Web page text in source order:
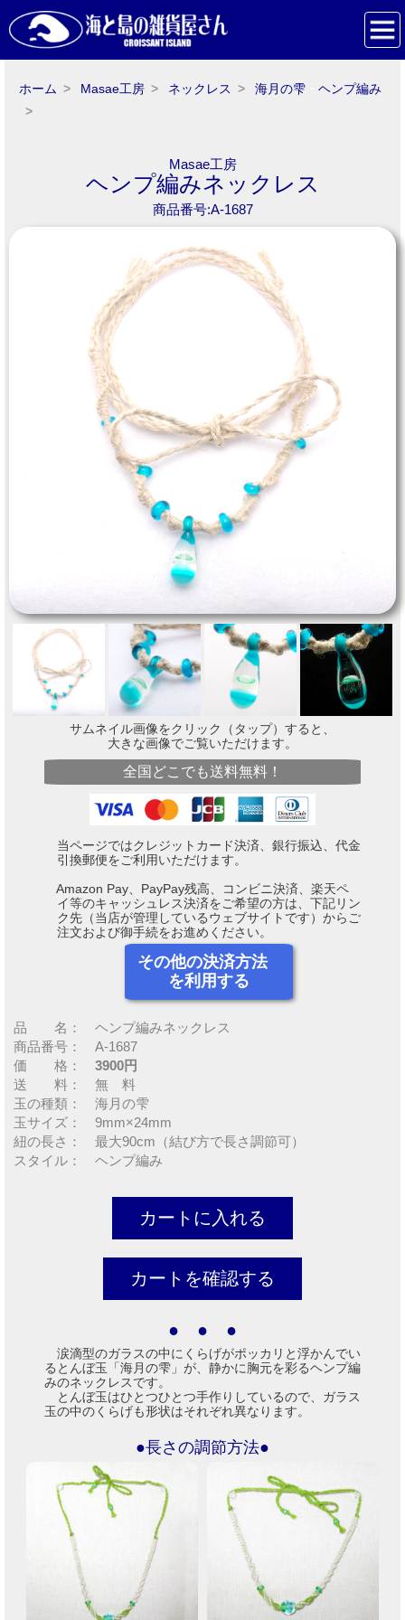
ホーム Masae工房 ネックレス 海月の雫 ヘンプ編み
Masae工房
ヘンプ編みネックレス
商品番号:A-1687
サムネイル画像をクリック（タップ）すると、
大きな画像でご覧いただけます。
全国どこでも送料無料！
当ページではクレジットカード決済、銀行振込、代金
引換郵便をご利用いただけます。
Amazon Pay、PayPay残高、コンビニ決済、楽天ペ
イ等のキャッシュレス決済をご希望の方は、下記リン
ク先（当店が管理しているウェブサイトです）からご
注文および御手続をお進めください。
その他の決済方法
を利用する
品 名： ヘンプ編みネックレス
商品番号： A-1687
価 格： 3900円
送 料： 無 料
玉の種類： 海月の雫
玉サイズ： 9mm×24mm
紐の長さ： 最大90cm（結び方で長さ調節可）
スタイル： ヘンプ編み
● ● ●
涙滴型のガラスの中にくらげがポッカリと浮かんでい
るとんぼ玉「海月の雫」が、静かに胸元を彩るヘンプ編
みのネックレスです。
とんぼ玉はひとつひとつ手作りしているので、ガラス
玉の中のくらげも形状はそれぞれ異なります。
●長さの調節方法●